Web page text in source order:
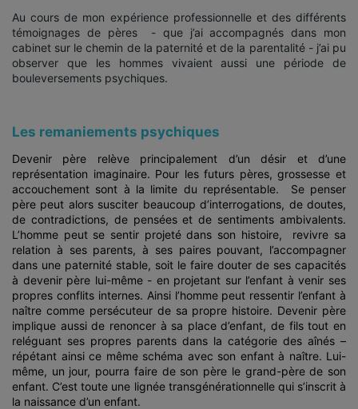
Au cours de mon expérience professionnelle et des différents
témoignages de pères - que j’ai accompagnés dans mon
cabinet sur le chemin de la paternité et de la parentalité - j’ai pu
observer que les hommes vivaient aussi une période de
bouleversements psychiques.
Les remaniements psychiques
Devenir père relève principalement d’un désir et d’une
représentation imaginaire. Pour les futurs pères, grossesse et
accouchement sont à la limite du représentable. Se penser
père peut alors susciter beaucoup d’interrogations, de doutes,
de contradictions, de pensées et de sentiments ambivalents.
L’homme peut se sentir projeté dans son histoire, revivre sa
relation à ses parents, à ses paires pouvant, l’accompagner
dans une paternité stable, soit le faire douter de ses capacités
à devenir père lui-même - en projetant sur l’enfant à venir ses
propres conflits internes. Ainsi l’homme peut ressentir l’enfant à
naître comme persécuteur de sa propre histoire. Devenir père
implique aussi de renoncer à sa place d’enfant, de fils tout en
reléguant ses propres parents dans la catégorie des aînés –
répétant ainsi ce même schéma avec son enfant à naître. Lui-
même, un jour, pourra faire de son père le grand-père de son
enfant. C’est toute une lignée transgénérationnelle qui s’inscrit à
la naissance d’un enfant.